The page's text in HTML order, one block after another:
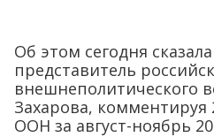
Об этом сегодня
представитель
внешнеполитического
Захарова, комментируя
ООН за август-ноябрь